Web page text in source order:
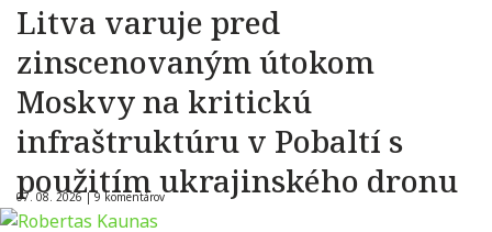
Litva varuje pred
zinscenovaným útokom
Moskvy na kritickú
infraštruktúru v Pobaltí s
použitím ukrajinského dronu
07. 08. 2026 |9 komentárov